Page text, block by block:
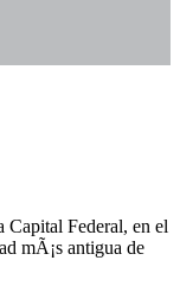
Capital Federal, en el
mÃ¡s antigua de